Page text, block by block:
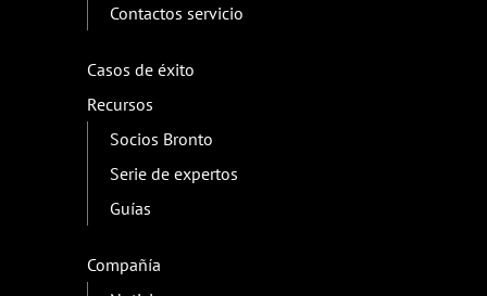
Contactos servicio
Casos de éxito
Recursos
Socios Bronto
Serie de expertos
Guías
Compañía